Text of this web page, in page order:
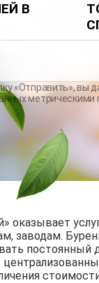
В
«Отправить», вы
метрическими
оказывает
заводам.